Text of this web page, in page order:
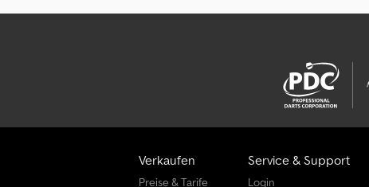
Verkaufen
Preise & Tarife
Service & Support
Login